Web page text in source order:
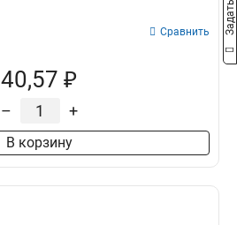
Сравнить
40,57 ₽
– +
В корзину